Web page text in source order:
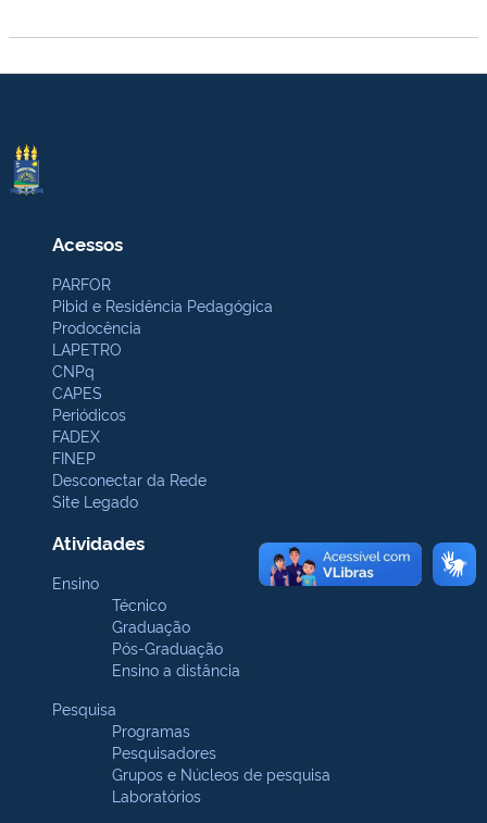
Acessos
PARFOR
Pibid e Residência Pedagógica
Prodocência
LAPETRO
CNPq
CAPES
Periódicos
FADEX
FINEP
Desconectar da Rede
Site Legado
Atividades
Ensino
Técnico
Graduação
Pós-Graduação
Ensino a distância
Pesquisa
Programas
Pesquisadores
Grupos e Núcleos de pesquisa
Laboratórios